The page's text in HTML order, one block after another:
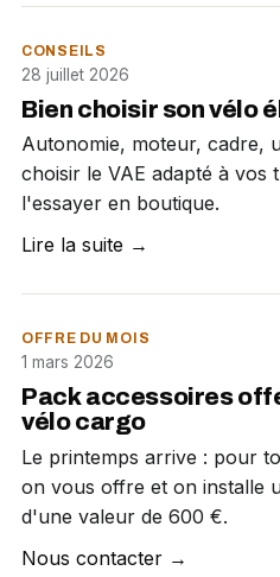
CONSEILS
28 juillet 2026
Bien choisir son vélo
Autonomie, moteur, cadre,
choisir le VAE adapté à vos
l'essayer en boutique.
Lire la suite →
OFFRE DU MOIS
1 mars 2026
Pack accessoires
vélo cargo
Le printemps arrive : pour
on vous offre et on installe
d'une valeur de 600 €.
Nous contacter →